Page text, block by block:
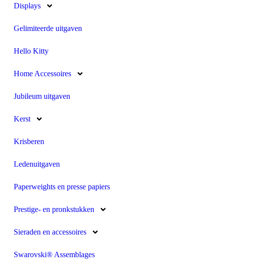
Displays
Gelimiteerde uitgaven
Hello Kitty
Home Accessoires
Jubileum uitgaven
Kerst
Krisberen
Ledenuitgaven
Paperweights en presse papiers
Prestige- en pronkstukken
Sieraden en accessoires
Swarovski® Assemblages